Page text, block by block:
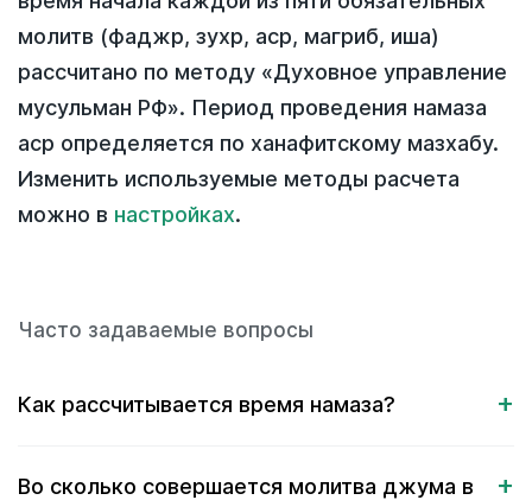
молитв (фаджр, зухр, аср, магриб, иша)
рассчитано по методу «Духовное управление
мусульман РФ». Период проведения намаза
аср определяется по ханафитскому мазхабу.
Изменить используемые методы расчета
можно в настройках.
Часто задаваемые вопросы
Как рассчитывается время намаза?
Во сколько совершается молитва джума в